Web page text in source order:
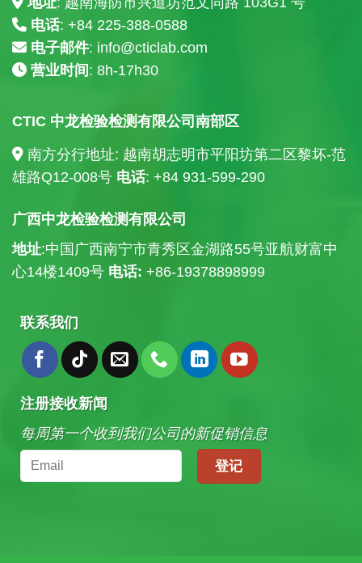
电话: +84 225-388-0588
电子邮件: info@cticlab.com
营业时间 : 8h-17h30
CTIC 中龙检验检测有限公司南部区
南方分行地址: 越南胡志明市平阳坊第二区黎坏-范
雄路Q12-008号 电话: +84 931-599-290
广西中龙检验检测有限公司
地址:中国广西南宁市青秀区金湖路55号亚航财富中
心14楼1409号 电话: +86-19378898999
联系我们
注册接收新闻
每周第一个收到我们公司的新促销信息